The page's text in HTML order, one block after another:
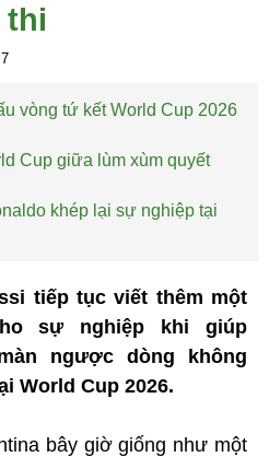
thi
vòng tứ kết World Cup 2026
Cup giữa lùm xùm quyết
khép lại sự nghiệp tại
tiếp tục viết thêm một
sự nghiệp khi giúp
ngược dòng không
World Cup 2026.
bây giờ giống như một